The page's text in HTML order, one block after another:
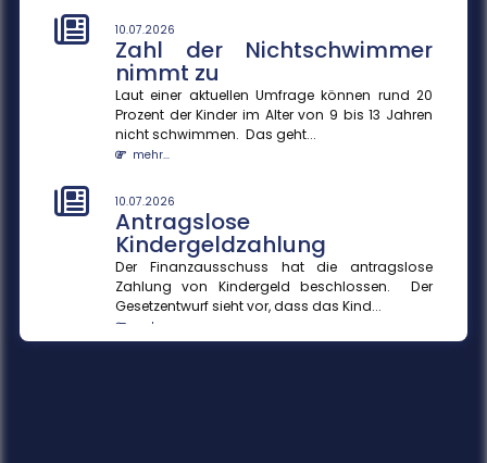
10.07.2026
Zahl der Nichtschwimmer
nimmt zu
Laut einer aktuellen Umfrage können rund 20
Prozent der Kinder im Alter von 9 bis 13 Jahren
nicht schwimmen. Das geht...
mehr...
10.07.2026
Antragslose
Kindergeldzahlung
Der Finanzausschuss hat die antragslose
Zahlung von Kindergeld beschlossen. Der
Gesetzentwurf sieht vor, dass das Kind...
mehr...